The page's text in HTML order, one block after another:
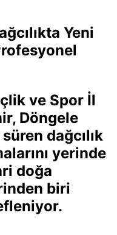
Yeni
ve Spor İl
Döngele
dağcılık
yerinde
doğa
biri